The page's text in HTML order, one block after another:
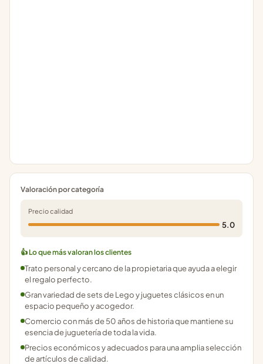
Valoración por categoría
Precio calidad
5.0
👍 Lo que más valoran los clientes
Trato personal y cercano de la propietaria que ayuda a elegir
el regalo perfecto.
Gran variedad de sets de Lego y juguetes clásicos en un
espacio pequeño y acogedor.
Comercio con más de 50 años de historia que mantiene su
esencia de juguetería de toda la vida.
Precios económicos y adecuados para una amplia selección
de artículos de calidad.